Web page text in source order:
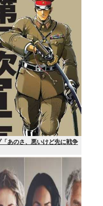
あのさ、悪いけど先に戦争